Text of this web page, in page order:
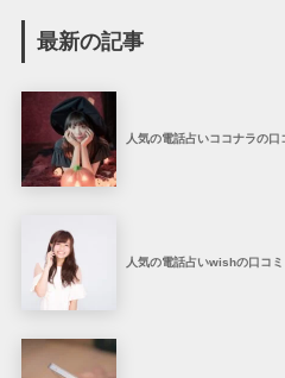
最新の記事
人気の電話占いココナラの
人気の電話占いwishの口コ